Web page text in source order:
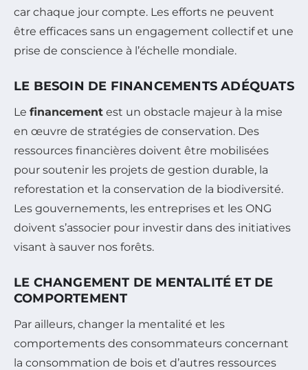
car chaque jour compte. Les efforts ne peuvent
être efficaces sans un engagement collectif et une
prise de conscience à l’échelle mondiale.
LE BESOIN DE FINANCEMENTS ADÉQUATS
Le financement est un obstacle majeur à la mise
en œuvre de stratégies de conservation. Des
ressources financières doivent être mobilisées
pour soutenir les projets de gestion durable, la
reforestation et la conservation de la biodiversité.
Les gouvernements, les entreprises et les ONG
doivent s’associer pour investir dans des initiatives
visant à sauver nos forêts.
LE CHANGEMENT DE MENTALITÉ ET DE
COMPORTEMENT
Par ailleurs, changer la mentalité et les
comportements des consommateurs concernant
la consommation de bois et d’autres ressources